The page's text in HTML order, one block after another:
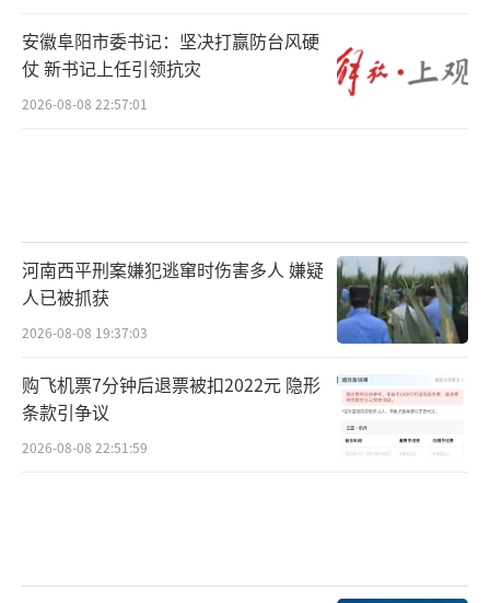
安徽阜阳市委书记：坚决打赢防台风硬
仗 新书记上任引领抗灾
2026-08-08 22:57:01
河南西平刑案嫌犯逃窜时伤害多人 嫌疑
人已被抓获
2026-08-08 19:37:03
购飞机票7分钟后退票被扣2022元 隐形
条款引争议
2026-08-08 22:51:59